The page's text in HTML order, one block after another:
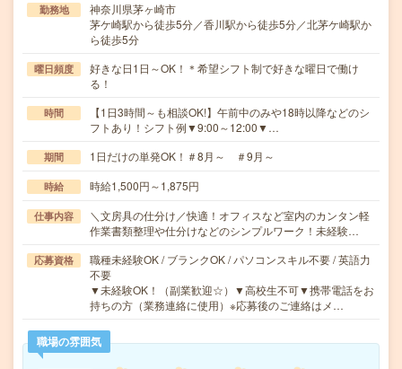
勤務地
神奈川県茅ヶ崎市
茅ケ崎駅から徒歩5分／香川駅から徒歩5分／北茅ケ崎駅か
ら徒歩5分
曜日頻度
好きな日1日～OK！＊希望シフト制で好きな曜日で働け
る！
時間
【1日3時間～も相談OK!】午前中のみや18時以降などのシ
フトあり！シフト例▼9:00～12:00▼…
期間 1日だけの単発OK！＃8月～ ＃9月～
時給 時給1,500円～1,875円
仕事内容
＼文房具の仕分け／快適！オフィスなど室内のカンタン軽
作業書類整理や仕分けなどのシンプルワーク！未経験…
応募資格
職種未経験OK / ブランクOK / パソコンスキル不要 / 英語力
不要
▼未経験OK！（副業歓迎☆）▼高校生不可▼携帯電話をお
持ちの方（業務連絡に使用）※応募後のご連絡はメ…
職場の雰囲気